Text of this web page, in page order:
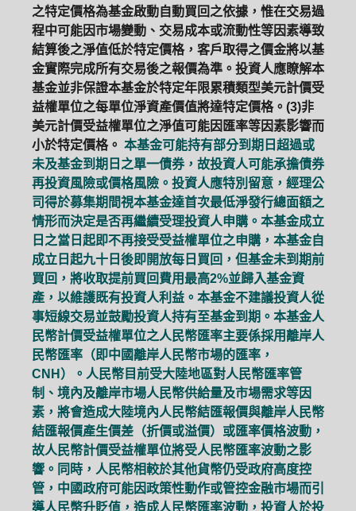
之特定價格為基金啟動自動買回之依據，惟在交易過
程中可能因市場變動、交易成本或流動性等因素導致
結算後之淨值低於特定價格，客戶取得之價金將以基
金實際完成所有交易後之報價為準。投資人應瞭解本
基金並非保證本基金於特定年限累積類型美元計價受
益權單位之每單位淨資產價值將達特定價格。(3)非
美元計價受益權單位之淨值可能因匯率等因素影響而
小於特定價格。 本基金可能持有部分到期日超過或
未及基金到期日之單一債券，故投資人可能承擔債券
再投資風險或價格風險。投資人應特別留意，經理公
司得於募集期間視本基金達首次最低淨發行總面額之
情形而決定是否再繼續受理投資人申購。本基金成立
日之當日起即不再接受受益權單位之申購，本基金自
成立日起九十日後即開放每日買回，但基金未到期前
買回，將收取提前買回費用最高2%並歸入基金資
產，以維護既有投資人利益。本基金不建議投資人從
事短線交易並鼓勵投資人持有至基金到期。本基金人
民幣計價受益權單位之人民幣匯率主要係採用離岸人
民幣匯率（即中國離岸人民幣市場的匯率，
CNH）。人民幣目前受大陸地區對人民幣匯率管
制、境內及離岸市場人民幣供給量及市場需求等因
素，將會造成大陸境內人民幣結匯報價與離岸人民幣
結匯報價產生價差（折價或溢價）或匯率價格波動，
故人民幣計價受益權單位將受人民幣匯率波動之影
響。同時，人民幣相較於其他貨幣仍受政府高度控
管，中國政府可能因政策性動作或管控金融市場而引
導人民幣升貶值，造成人民幣匯率波動，投資人於投